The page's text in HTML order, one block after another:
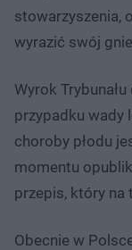
stowarzyszenia,
wyrazić swój
Wyrok
przypadku wady
choroby płodu
momentu
przepis, który na
Obecnie w